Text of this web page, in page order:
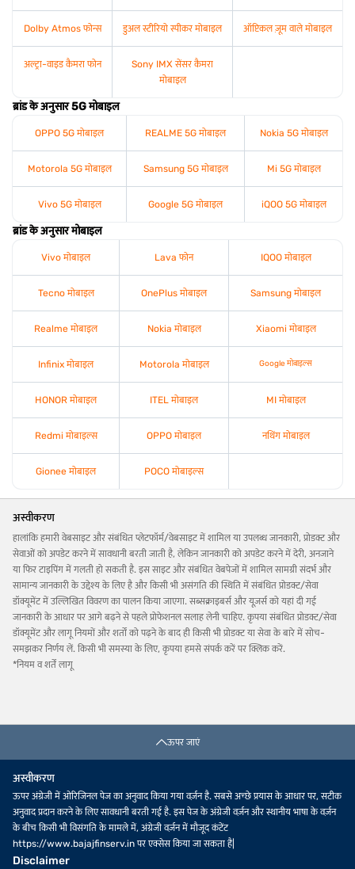
Dolby Atmos फोन्स डुअल स्टीरियो स्पीकर मोबाइल ऑप्टिकल ज़ूम वाले मोबाइल
अल्ट्रा-वाइड कैमरा फोन
Sony IMX सेंसर कैमरा
मोबाइल
ब्रांड के अनुसार 5G मोबाइल
OPPO 5G मोबाइल REALME 5G मोबाइल Nokia 5G मोबाइल
Motorola 5G मोबाइल Samsung 5G मोबाइल Mi 5G मोबाइल
Vivo 5G मोबाइल Google 5G मोबाइल iQOO 5G मोबाइल
ब्रांड के अनुसार मोबाइल
Vivo मोबाइल Lava फोन IQOO मोबाइल
Tecno मोबाइल OnePlus मोबाइल Samsung मोबाइल
Realme मोबाइल Nokia मोबाइल Xiaomi मोबाइल
Infinix मोबाइल Motorola मोबाइल Google मोबाइल्स
HONOR मोबाइल ITEL मोबाइल MI मोबाइल
Redmi मोबाइल्स OPPO मोबाइल नथिंग मोबाइल
Gionee मोबाइल POCO मोबाइल्स
अस्वीकरण
हालांकि हमारी वेबसाइट और संबंधित प्लेटफॉर्म/वेबसाइट में शामिल या उपलब्ध जानकारी, प्रोडक्ट और
सेवाओं को अपडेट करने में सावधानी बरती जाती है, लेकिन जानकारी को अपडेट करने में देरी, अनजाने
या फिर टाइपिंग में गलती हो सकती है. इस साइट और संबंधित वेबपेजों में शामिल सामग्री संदर्भ और
सामान्य जानकारी के उद्देश्य के लिए है और किसी भी असंगति की स्थिति में संबंधित प्रोडक्ट/सेवा
डॉक्यूमेंट में उल्लिखित विवरण का पालन किया जाएगा. सब्सक्राइबर्स और यूज़र्स को यहां दी गई
जानकारी के आधार पर आगे बढ़ने से पहले प्रोफेशनल सलाह लेनी चाहिए. कृपया संबंधित प्रोडक्ट/सेवा
डॉक्यूमेंट और लागू नियमों और शर्तों को पढ़ने के बाद ही किसी भी प्रोडक्ट या सेवा के बारे में सोच-
समझकर निर्णय लें. किसी भी समस्या के लिए, कृपया हमसे संपर्क करें पर क्लिक करें.
*नियम व शर्तें लागू
ऊपर जाएं
अस्वीकरण
ऊपर अंग्रेजी में ओरिजिनल पेज का अनुवाद किया गया वर्ज़न है. सबसे अच्छे प्रयास के आधार पर, सटीक
अनुवाद प्रदान करने के लिए सावधानी बरती गई है. इस पेज के अंग्रेजी वर्ज़न और स्थानीय भाषा के वर्ज़न
के बीच किसी भी विसंगति के मामले में, अंग्रेजी वर्ज़न में मौजूद कंटेंट
https://www.bajajfinserv.in पर एक्सेस किया जा सकता है|
Disclaimer